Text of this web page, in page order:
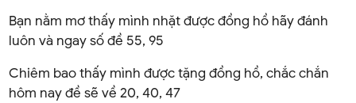
Bạn nằm mơ thấy mình nhặt được đồng hồ hãy đánh
luôn và ngay số đề 55, 95
Chiêm bao thấy mình được tặng đồng hồ, chắc chắn
hôm nay đề sẽ về 20, 40, 47